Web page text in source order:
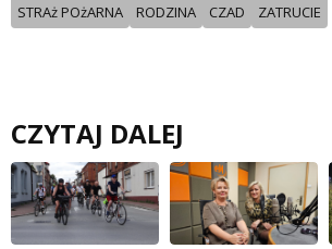
STRAż POżARNA RODZINA CZAD ZATRUCIE
CZYTAJ DALEJ